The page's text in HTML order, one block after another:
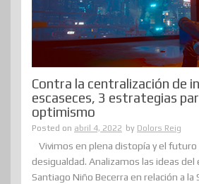
Contra la centralización de
escaseces, 3 estrategias
optimismo
Posted on abril 4, 2022 by Dolors Reig
Vivimos en plena distopía y el futuro
desigualdad. Analizamos las ideas del
Santiago Niño Becerra en relación a la